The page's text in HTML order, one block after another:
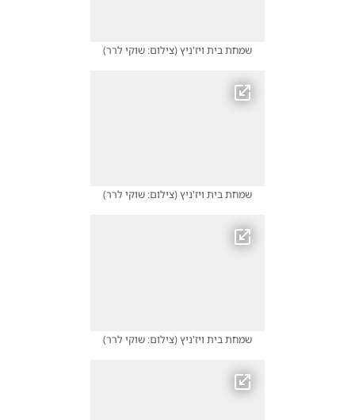
שמחת בית ויז'ניץ(צילום: שוקי לרר)
שמחת בית ויז'ניץ(צילום: שוקי לרר)
שמחת בית ויז'ניץ(צילום: שוקי לרר)